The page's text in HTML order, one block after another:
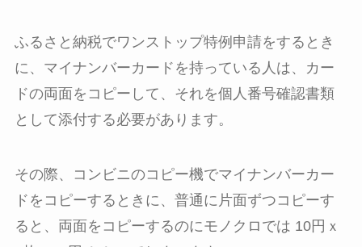
ふるさと納税でワンストップ特例申請をするとき
に、マイナンバーカードを持っている人は、カー
ドの両面をコピーして、それを個人番号確認書類
として添付する必要があります。
その際、コンビニのコピー機でマイナンバーカー
ドをコピーするときに、普通に片面ずつコピーす
ると、両面をコピーするのにモノクロでは 10円ｘ